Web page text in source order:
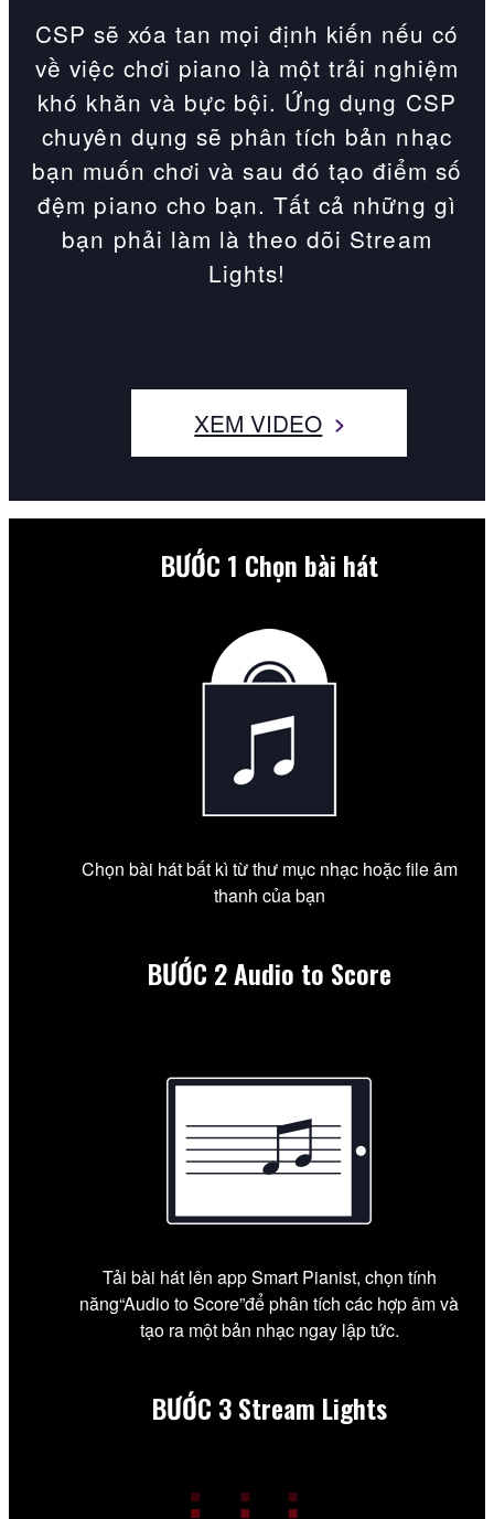
CSP sẽ xóa tan mọi định kiến nếu có
về việc chơi piano là một trải nghiệm
khó khăn và bực bội. Ứng dụng CSP
chuyên dụng sẽ phân tích bản nhạc
bạn muốn chơi và sau đó tạo điểm số
đệm piano cho bạn. Tất cả những gì
bạn phải làm là theo dõi Stream
Lights!
XEM VIDEO
BƯỚC 1 Chọn bài hát
Chọn bài hát bất kì từ thư mục nhạc hoặc file âm
thanh của bạn
BƯỚC 2Audio to Score
Tải bài hát lên app Smart Pianist, chọn tính
năng“Audio to Score”để phân tích các hợp âm và
tạo ra một bản nhạc ngay lập tức.
BƯỚC 3Stream Lights